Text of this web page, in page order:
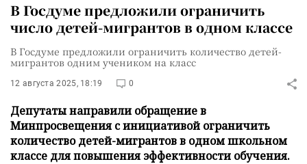
В Госдуме предложили ограничить
число детей-мигрантов в одном классе
В Госдуме предложили ограничить количество детей-
мигрантов одним учеником на класс
12 августа 2025, 18:19 0
Депутаты направили обращение в
Минпросвещения с инициативой ограничить
количество детей-мигрантов в одном школьном
классе для повышения эффективности обучения.